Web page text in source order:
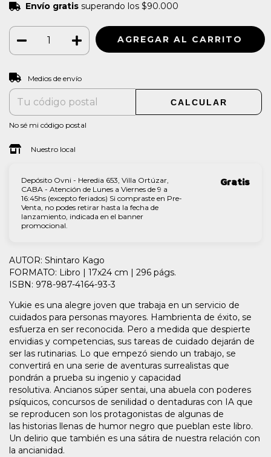
Envío gratis superando los $90.000
Entregas para el CP:
Medios de envío
CALCULAR
No sé mi código postal
Nuestro local
Depósito Ovni - Heredia 653, Villa Ortúzar,
CABA - Atención de Lunes a Viernes de 9 a
16:45hs (excepto feriados) Si compraste en Pre-
Venta, no podes retirar hasta la fecha de
lanzamiento, indicada en el banner
promocional.
Gratis
AUTOR: Shintaro Kago
FORMATO: Libro | 17x24 cm | 296 págs.
ISBN: 978-987-4164-93-3
Yukie es una alegre joven que trabaja en un servicio de
cuidados para personas mayores. Hambrienta de éxito, se
esfuerza en ser reconocida. Pero a medida que despierte
envidias y competencias, sus tareas de cuidado dejarán de
ser las rutinarias. Lo que empezó siendo un trabajo, se
convertirá en una serie de aventuras surrealistas que
pondrán a prueba su ingenio y capacidad
resolutiva. Ancianos súper sentai, una abuela con poderes
psíquicos, concursos de senilidad o dentaduras con IA que
se reproducen son los protagonistas de algunas de
las historias llenas de humor negro que pueblan este libro.
Un delirio que también es una sátira de nuestra relación con
la ancianidad.